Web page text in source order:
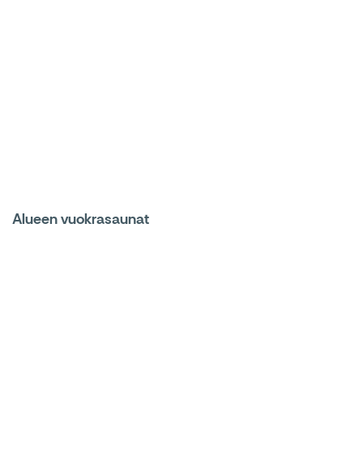
Alueen vuokrasaunat